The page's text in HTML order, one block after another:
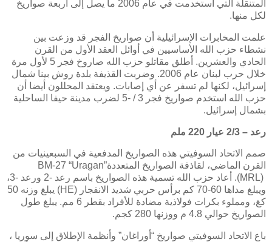
المتنقلة التي استخدمت في عام 2006 ما يصل إلى أربعة صواريخ
لكل منها.
علمت المخابرات الإسرائيلية أن صواريخ الفجر قد وزعت بين
نشطاء حزب الله الأساسيين في أوائل العقد الأول من القرن
الحادي والعشرين. أطلق مقاتلو حزب الله صاروخ فجر 5 لأول مرة
خلال حرب لبنان عام 2006. وضربت القذيفة بلدة روش بينا شمال
إسرائيل، لكنها لم تسفر عن أي إصابات. ويعتقد المحللون أيضا أن
حزب الله استخدم صواريخ فجر 3 / -5 لضرب مدينة حيفا الساحلية
بشمال إسرائيل.
رعد – 2/3 عيار 220 ملم
صمم الاتحاد السوفيتي هذه الصواريخ المدفعية في السبعينيات من
القرن الماضي، لقاذفة الصواريخ المتعددةBM-27 “Uragan”
(MRL)
. أعاد حزب الله تسمية هذه الصواريخ باسم رعد -2 ورعد -3،
ويبلغ مداها 60-70 كم برأس حربي شديد الانفجار
(HE)
يبلغ وزنه 50
كغ، ومملوء بكرات فولاذية مضادة للأفراد بقطر 6 مم. يبلغ طول
الصواريخ حوالي 4.8 م ووزنها 280 كجم.
باع الاتحاد السوفيتي صواريخ “أوراغان” وأنظمة الإطلاق إلى سوريا ،